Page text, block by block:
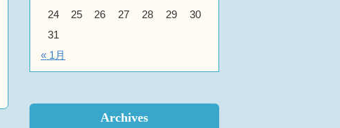
24
25 26 27 28 29
30
31
« 1月
Archives